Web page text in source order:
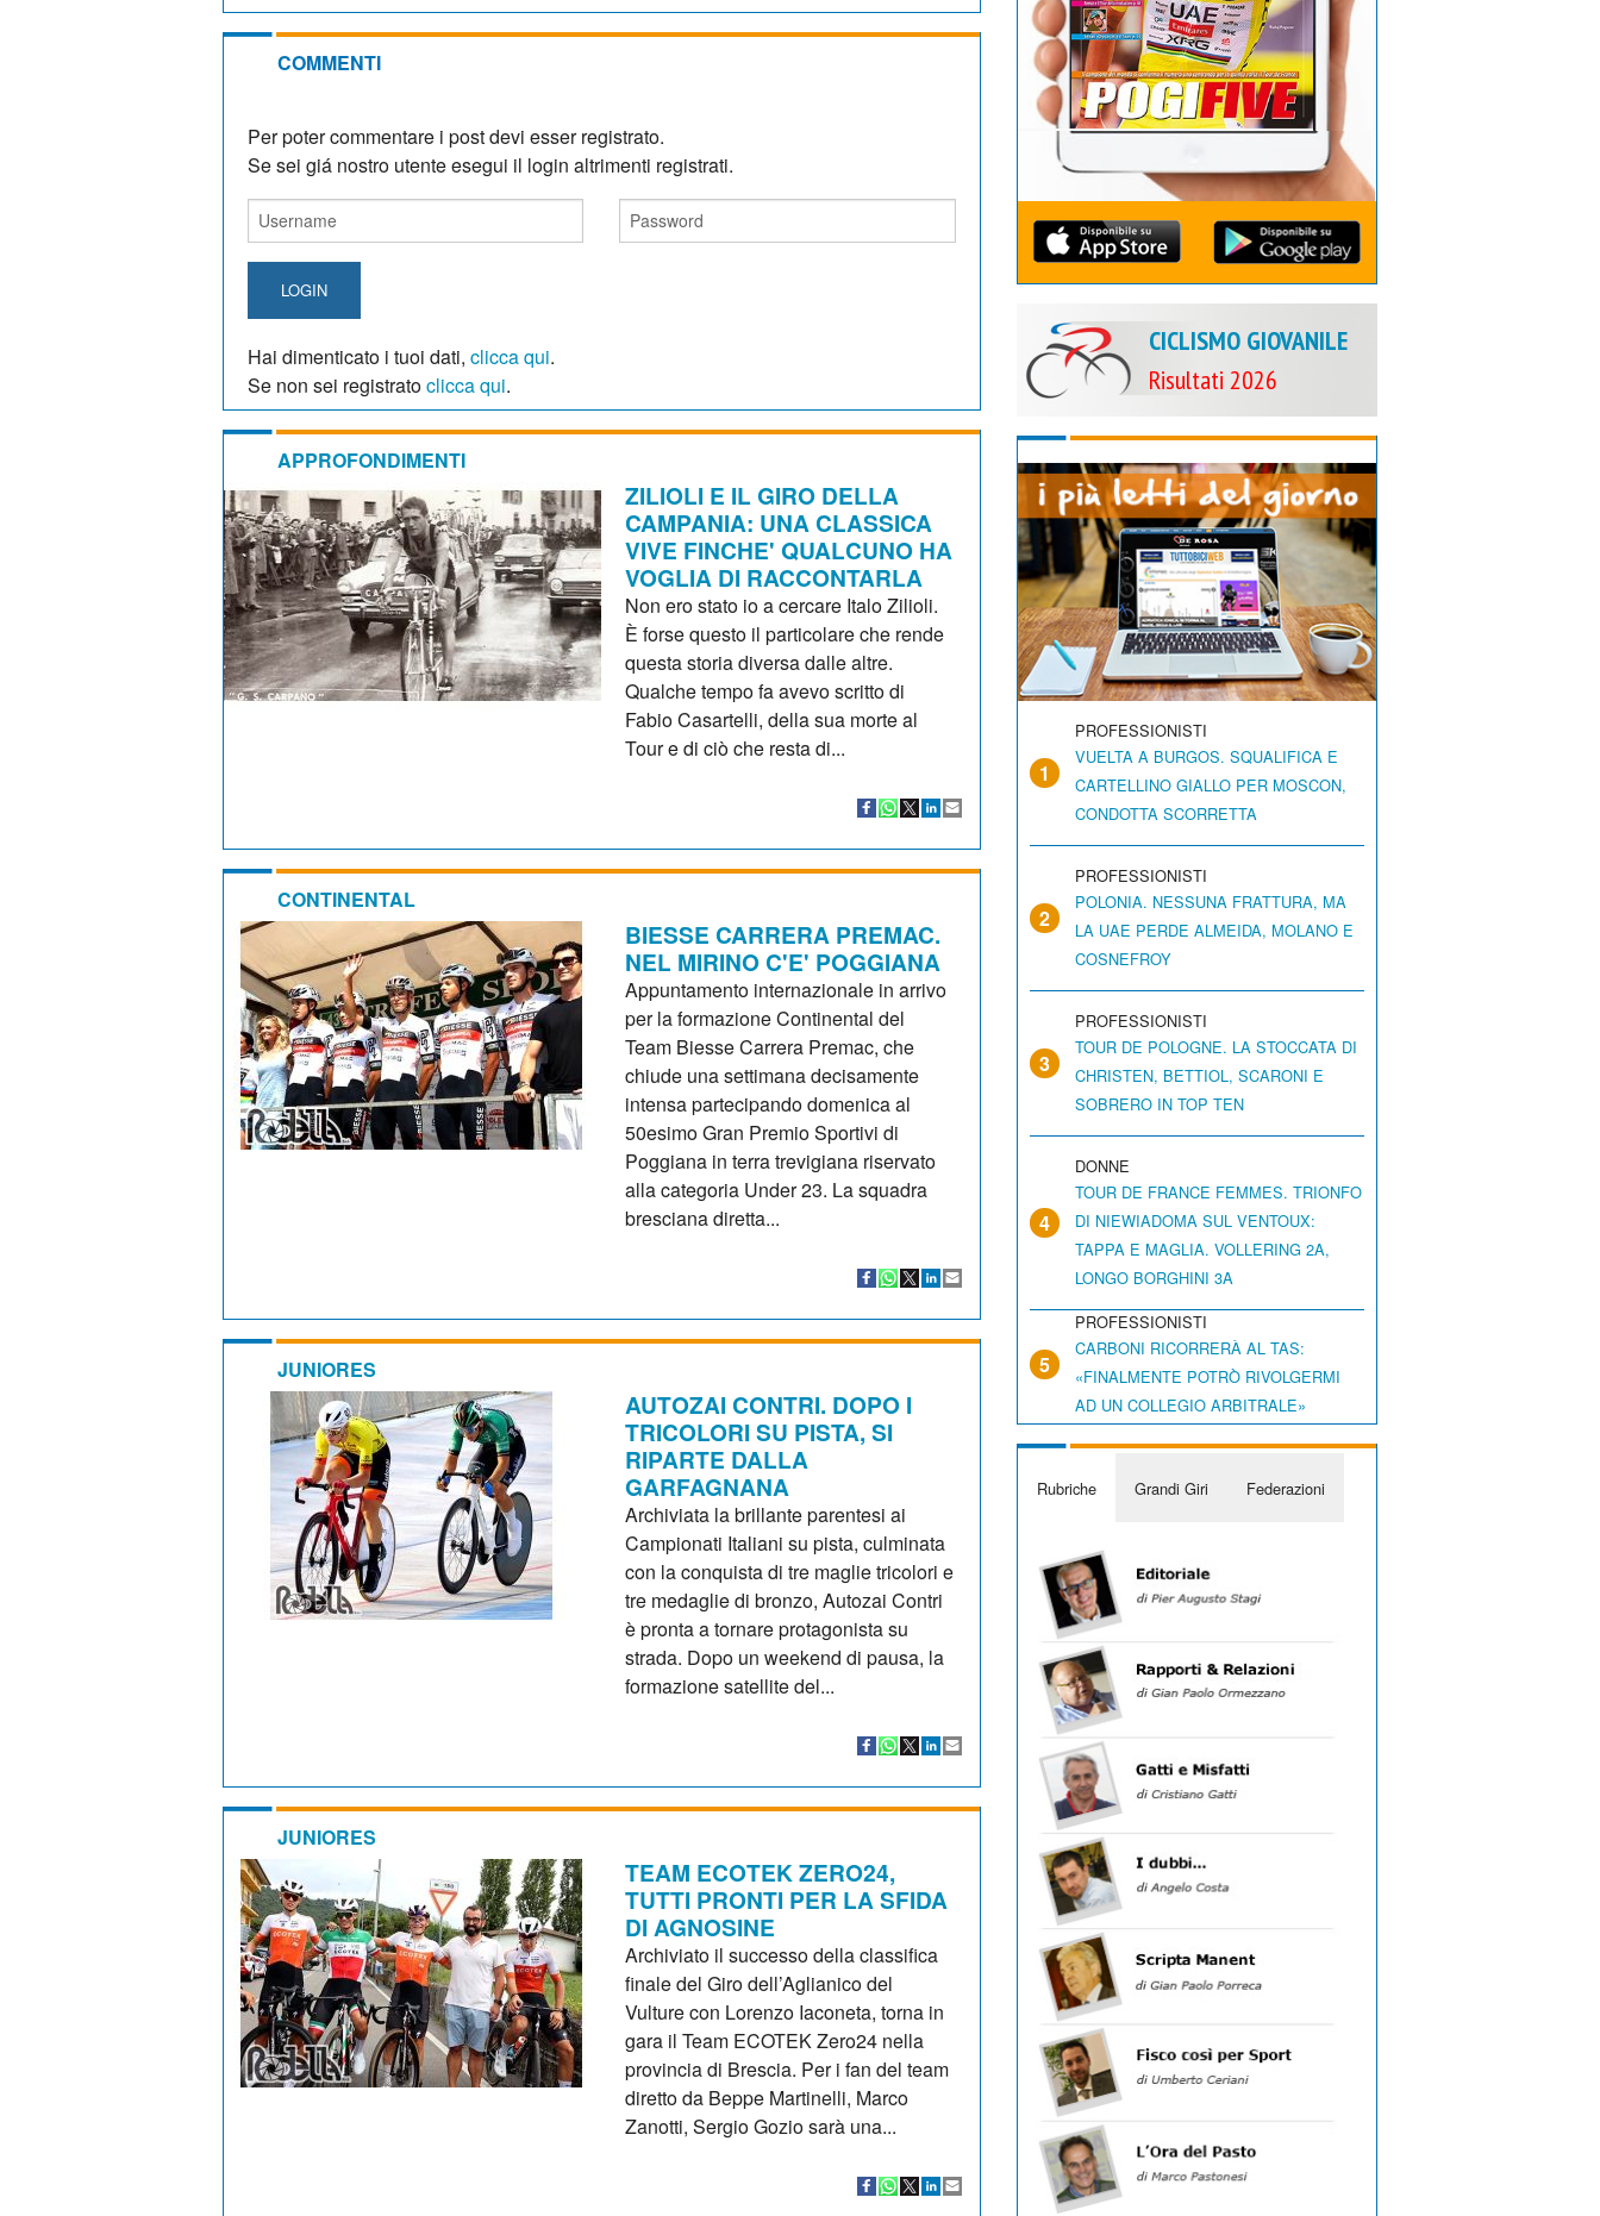
COMMENTI
Per poter commentare i post devi esser registrato.
Se sei giá nostro utente esegui il login altrimenti registrati.
LOGIN
Hai dimenticato i tuoi dati, clicca qui.
Se non sei registratoclicca qui.
APPROFONDIMENTI
ZILIOLI E IL GIRO DELLA
CAMPANIA: UNA CLASSICA
VIVE FINCHE' QUALCUNO HA
VOGLIA DI RACCONTARLA
Non ero stato io a cercare Italo Zilioli.
È forse questo il particolare che rende
questa storia diversa dalle altre.
Qualche tempo fa avevo scritto di
Fabio Casartelli, della sua morte al
Tour e di ciò che resta di...
CONTINENTAL
BIESSE CARRERA PREMAC.
NEL MIRINO C'E' POGGIANA
Appuntamento internazionale in arrivo
per la formazione Continental del
Team Biesse Carrera Premac, che
chiude una settimana decisamente
intensa partecipando domenica al
50esimo Gran Premio Sportivi di
Poggiana in terra trevigiana riservato
alla categoria Under 23. La squadra
bresciana diretta...
JUNIORES
AUTOZAI CONTRI. DOPO I
TRICOLORI SU PISTA, SI
RIPARTE DALLA
GARFAGNANA
Archiviata la brillante parentesi ai
Campionati Italiani su pista, culminata
con la conquista di tre maglie tricolori e
tre medaglie di bronzo, Autozai Contri
è pronta a tornare protagonista su
strada. Dopo un weekend di pausa, la
formazione satellite del...
JUNIORES
TEAM ECOTEK ZERO24,
TUTTI PRONTI PER LA SFIDA
DI AGNOSINE
Archiviato il successo della classifica
finale del Giro dell’Aglianico del
Vulture con Lorenzo Iaconeta, torna in
gara il Team ECOTEK Zero24 nella
provincia di Brescia. Per i fan del team
diretto da Beppe Martinelli, Marco
Zanotti, Sergio Gozio sarà una...
CICLISMO GIOVANILE
Risultati 2026
1
PROFESSIONISTI
VUELTA A BURGOS. SQUALIFICA E
CARTELLINO GIALLO PER MOSCON,
CONDOTTA SCORRETTA
2
PROFESSIONISTI
POLONIA. NESSUNA FRATTURA, MA
LA UAE PERDE ALMEIDA, MOLANO E
COSNEFROY
3
PROFESSIONISTI
TOUR DE POLOGNE. LA STOCCATA DI
CHRISTEN, BETTIOL, SCARONI E
SOBRERO IN TOP TEN
4
DONNE
TOUR DE FRANCE FEMMES. TRIONFO
DI NIEWIADOMA SUL VENTOUX:
TAPPA E MAGLIA. VOLLERING 2A,
LONGO BORGHINI 3A
5
PROFESSIONISTI
CARBONI RICORRERÀ AL TAS:
«FINALMENTE POTRÒ RIVOLGERMI
AD UN COLLEGIO ARBITRALE»
Rubriche Grandi Giri Federazioni